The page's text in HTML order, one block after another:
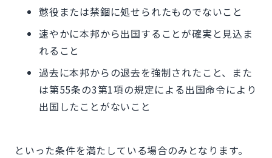
懲役または禁錮に処せられたものでないこと
速やかに本邦から出国することが確実と見込ま
れること
過去に本邦からの退去を強制されたこと、また
は第55条の3第1項の規定による出国命令により
出国したことがないこと
といった条件を満たしている場合のみとなります。